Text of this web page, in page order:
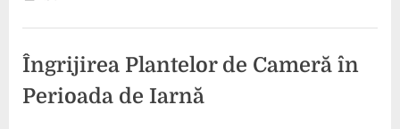
tratament.”
Îngrijirea Plantelor de Cameră în
Perioada de Iarnă